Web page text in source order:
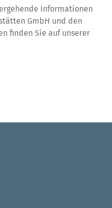
Informationen
GmbH und den
finden Sie auf unserer